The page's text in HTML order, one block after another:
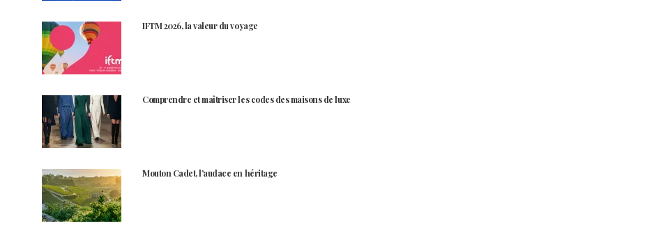
IFTM 2026, la valeur du voyage
Comprendre et maîtriser les codes des maisons de luxe
Mouton Cadet, l’audace en héritage